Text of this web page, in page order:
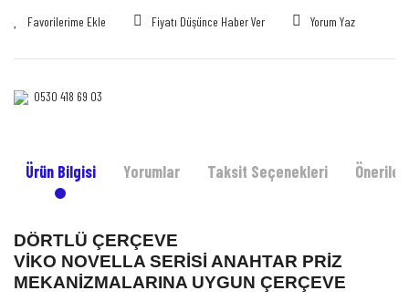
Fiyatı Düşünce Haber Ver Yorum Yaz
0530 418 69 03‎‎
Ürün Bilgisi Yorumlar Taksit Seçenekleri
DÖRTLÜ ÇERÇEVE
VİKO NOVELLA SERİSİ ANAHTAR PRİZ
MEKANİZMALARINA UYGUN ÇERÇEVE